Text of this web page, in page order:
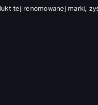
tej renomowanej marki,